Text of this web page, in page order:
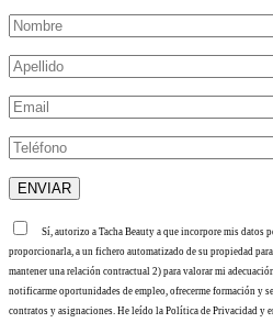
Sí, autorizo a Tacha Beauty a que incorpore mis datos
proporcionarla, a un fichero automatizado de su propiedad
mantener una relación contractual 2) para valorar mi
notificarme oportunidades de empleo, ofrecerme formación y
contratos y asignaciones. He leído la Política de Privacidad y